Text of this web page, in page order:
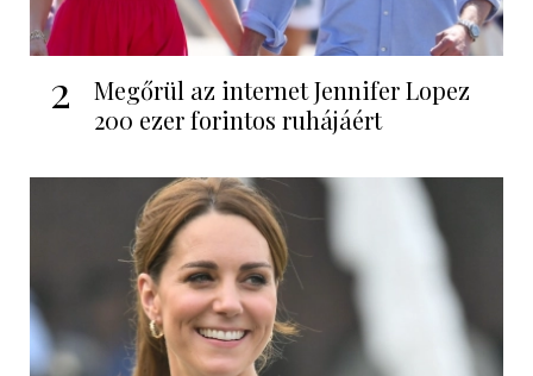
2
Megőrül az internet Jennifer Lopez
200 ezer forintos ruhájáért